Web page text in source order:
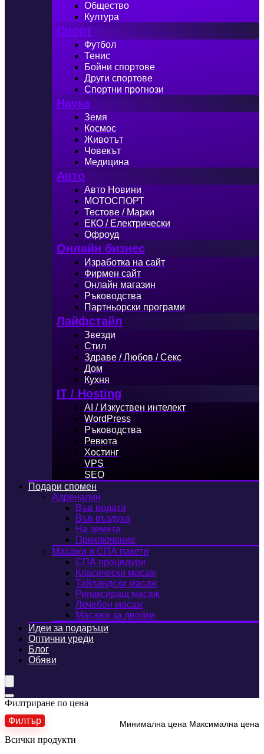
Общество
Култура
Спорт
Футбол
Тенис
Бойни спортове
Други спортове
Спортни прогнози
Наука
Земя
Космос
Животът
Човекът
Медицина
Авто
Авто Новини
МОТОСПОРТ
Тестове / Марки
ЕКО / Електрически
Офроуд
Онлайн бизнес
Изработка на сайт
Фирмен сайт
Онлайн магазин
Ръководства
Партньорски програми
Лайфстайл
Звезди
Стил
Здраве / Любов / Секс
Дом
Кухня
IT / Hosting
AI / Изкуствен интелект
WordPress
Ръководства
Ревюта
Хостинг
VPS
SEO
Подари спомен
Адреналин
Във водата
Във въздуха
На земята
Приключение
Масажи и СПА пакети
СПА процедури
Класически масаж
Тайландски масаж
Релаксиращ масаж
Лечебен масаж
Масажи за двойки
Идеи за подаръци
Оптични уреди
Блог
Обяви
Филтриране по цена
Минимална цена Максимална цена
Филтър
Всички продукти